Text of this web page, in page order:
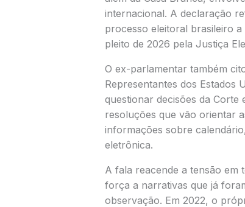
internacional. A declaração
processo eleitoral brasileiro
pleito de 2026 pela Justiça
O ex-parlamentar também
Representantes dos Estados
questionar decisões da
resoluções que vão orientar
informações sobre
eletrônica.
A fala reacende a tensão em
força a narrativas que já
observação. Em 2022, o